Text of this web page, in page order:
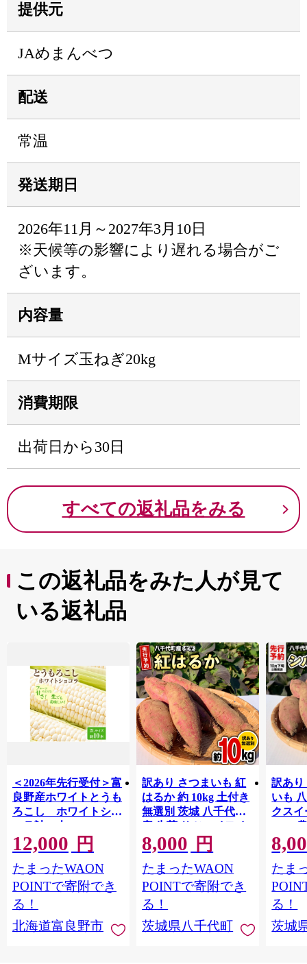
提供元
JAめまんべつ
配送
常温
発送期日
2026年11月～2027年3月10日
※天候等の影響により遅れる場合がご
ざいます。
内容量
Mサイズ玉ねぎ20kg
消費期限
出荷日から30日
すべての返礼品をみる
この返礼品をみた人が見て
いる返礼品
＜2026年先行受付＞富
良野産ホワイトとうも
ろこし ホワイトショ
コラ計10本
【1678459】
12,000 円
たまったWAON
POINTで寄附でき
る！
北海道富良野市
訳あり さつまいも 紅
はるか 約 10kg 土付き
無選別 茨城 八千代町
産 生芋 サツマイモ さ
つま芋 焼き芋 やきい
も 芋 イモ 野菜 不揃い
規格外 長期熟成 おや
つ デザート 秋 旬 農家
直送 【 先行予約 2026
年10月下旬以降発送
】 [AX010ya]
8,000 円
たまったWAON
POINTで寄附でき
る！
茨城県八千代町
訳あり
いも
クス
10kg
モ 芋
ート 秋 【 先行
2026
送 】
たま
る！
茨城